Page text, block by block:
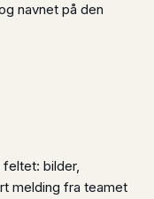
navnet på den
bilder,
melding fra teamet